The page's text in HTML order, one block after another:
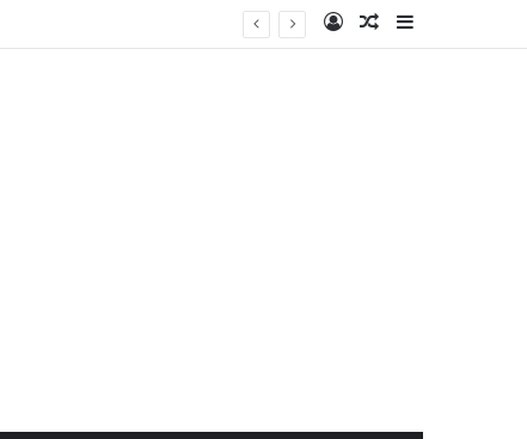
Log InArtigo Aleatório
Sidebar